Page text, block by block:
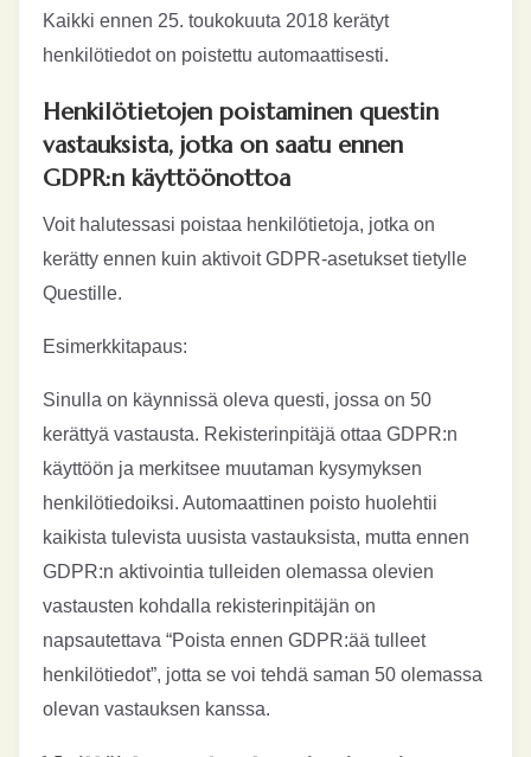
Kaikki ennen 25. toukokuuta 2018 kerätyt
henkilötiedot on poistettu automaattisesti.
Henkilötietojen poistaminen questin
vastauksista, jotka on saatu ennen
GDPR:n käyttöönottoa
Voit halutessasi poistaa henkilötietoja, jotka on
kerätty ennen kuin aktivoit GDPR-asetukset tietylle
Questille.
Esimerkkitapaus:
Sinulla on käynnissä oleva questi, jossa on 50
kerättyä vastausta. Rekisterinpitäjä ottaa GDPR:n
käyttöön ja merkitsee muutaman kysymyksen
henkilötiedoiksi. Automaattinen poisto huolehtii
kaikista tulevista uusista vastauksista, mutta ennen
GDPR:n aktivointia tulleiden olemassa olevien
vastausten kohdalla rekisterinpitäjän on
napsautettava “Poista ennen GDPR:ää tulleet
henkilötiedot”, jotta se voi tehdä saman 50 olemassa
olevan vastauksen kanssa.